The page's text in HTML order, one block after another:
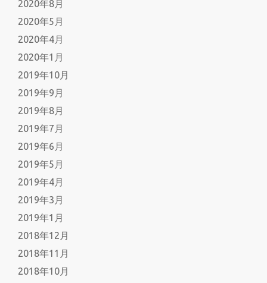
2020年8月
2020年5月
2020年4月
2020年1月
2019年10月
2019年9月
2019年8月
2019年7月
2019年6月
2019年5月
2019年4月
2019年3月
2019年1月
2018年12月
2018年11月
2018年10月